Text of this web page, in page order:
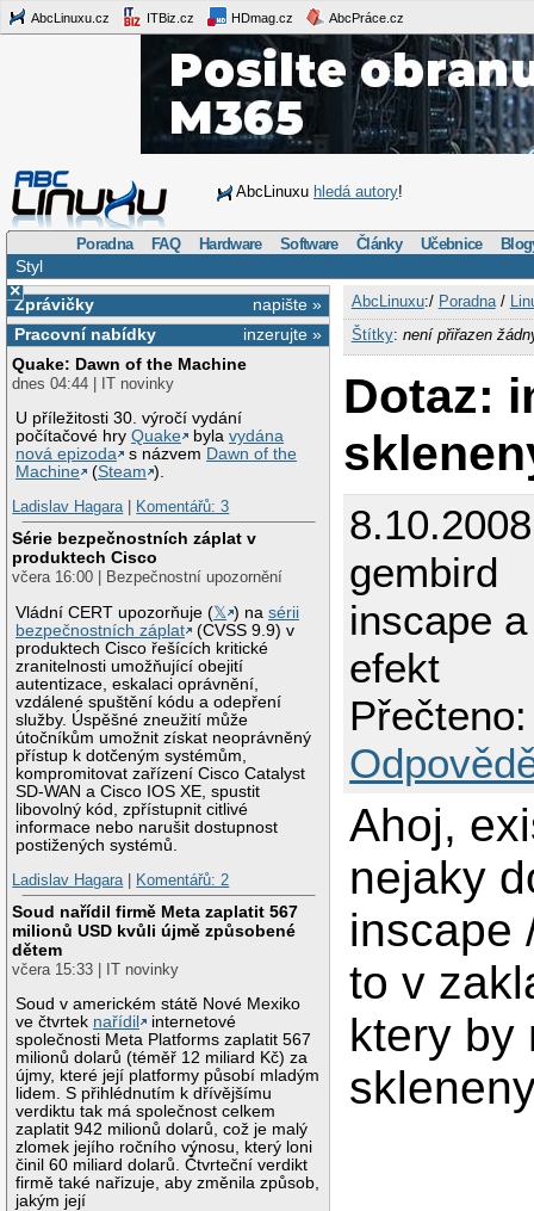
AbcLinuxu.cz ITBiz.cz HDmag.cz AbcPráce.cz
AbcLinuxu hledá autory!
Poradna FAQ Hardware Software Články Učebnice
Styl
×
napište »
Zprávičky
inzerujte »
Pracovní nabídky
Quake: Dawn of the Machine
dnes 04:44 | IT novinky
U příležitosti 30. výročí vydání
počítačové hryQuake bylavydána
nová epizoda
s názvem Dawn of the
Machine
(Steam ).
Ladislav Hagara| Komentářů: 3
Série bezpečnostních záplat v
produktech Cisco
včera 16:00 | Bezpečnostní upozornění
Vládní CERT upozorňuje (𝕏 ) nasérii
bezpečnostních záplat
(CVSS 9.9) v
produktech Cisco řešících kritické
zranitelnosti umožňující obejití
autentizace, eskalaci oprávnění,
vzdálené spuštění kódu a odepření
služby. Úspěšné zneužití může
útočníkům umožnit získat neoprávněný
přístup k dotčeným systémům,
kompromitovat zařízení Cisco Catalyst
SD-WAN a Cisco IOS XE, spustit
libovolný kód, zpřístupnit citlivé
informace nebo narušit dostupnost
postižených systémů.
Ladislav Hagara| Komentářů: 2
Soud nařídil firmě Meta zaplatit 567
milionů USD kvůli újmě způsobené
dětem
včera 15:33 | IT novinky
Soud v americkém státě Nové Mexiko
ve čtvrtek nařídil
internetové
společnosti Meta Platforms zaplatit 567
milionů dolarů (téměř 12 miliard Kč) za
újmy, které její platformy působí mladým
lidem. S přihlédnutím k dřívějšímu
verdiktu tak má společnost celkem
zaplatit 942 milionů dolarů, což je malý
zlomek jejího ročního výnosu, který loni
činil 60 miliard dolarů. Čtvrteční verdikt
firmě také nařizuje, aby změnila způsob,
jakým její
AbcLinuxu:/ Poradna/
Štítky: není přiřazen
Dotaz:
gembird
inscape
efekt
Ahoj,
nejaky
inscape
to v
ktery by